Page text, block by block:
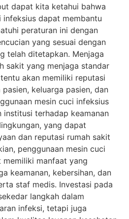
dapat kita ketahui bahwa
infeksius dapat membantu
peraturan ini dengan
yang sesuai dengan
telah ditetapkan. Menjaga
sakit yang menjaga standar
akan memiliki reputasi
keluarga pasien, dan
mesin cuci infeksius
institusi terhadap keamanan
yang dapat
dan reputasi rumah sakit
penggunaan mesin cuci
manfaat yang
keamanan, kebersihan, dan
staf medis. Investasi pada
langkah dalam
infeksi, tetapi juga